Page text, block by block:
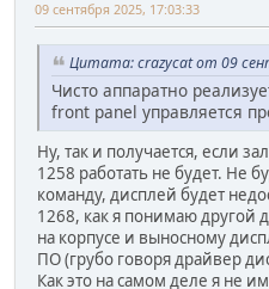
09 сентября 2025, 17:03:33
Цитата: crazycat от 09
Чисто аппаратно
front panel управляется
Ну, так и получается, если
1258 работать не будет. Не
команду, дисплей будет
1268, как я понимаю другой
на корпусе и выносному
ПО (грубо говоря драйвер
Как это на самом деле я не